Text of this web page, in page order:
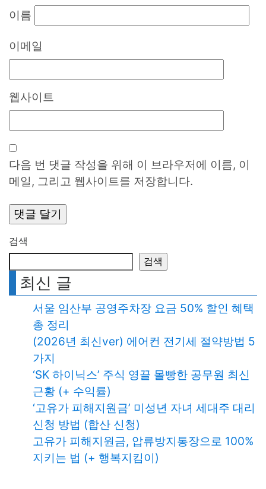
이름
이메일
웹사이트
다음 번 댓글 작성을 위해 이 브라우저에 이름, 이
메일, 그리고 웹사이트를 저장합니다.
검색
검색
최신 글
서울 임산부 공영주차장 요금 50% 할인 혜택
총 정리
(2026년 최신ver) 에어컨 전기세 절약방법 5
가지
‘SK 하이닉스’ 주식 영끌 몰빵한 공무원 최신
근황 (+ 수익률)
‘고유가 피해지원금’ 미성년 자녀 세대주 대리
신청 방법 (합산 신청)
고유가 피해지원금, 압류방지통장으로 100%
지키는 법 (+ 행복지킴이)